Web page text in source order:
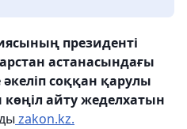
президенті
астанасындағы
соққан қарулы
айту жеделхатын
zakon.kz.